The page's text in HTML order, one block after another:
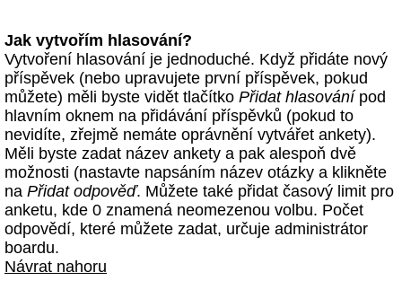
Jak vytvořím hlasování?
Vytvoření hlasování je jednoduché. Když přidáte nový
příspěvek (nebo upravujete první příspěvek, pokud
můžete) měli byste vidět tlačítko Přidat hlasovánípod
hlavním oknem na přidávání příspěvků (pokud to
nevidíte, zřejmě nemáte oprávnění vytvářet ankety).
Měli byste zadat název ankety a pak alespoň dvě
možnosti (nastavte napsáním název otázky a klikněte
na Přidat odpověď. Můžete také přidat časový limit pro
anketu, kde 0 znamená neomezenou volbu. Počet
odpovědí, které můžete zadat, určuje administrátor
boardu.
Návrat nahoru